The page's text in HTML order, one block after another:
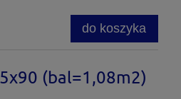
do koszyka
(bal=1,08m2)